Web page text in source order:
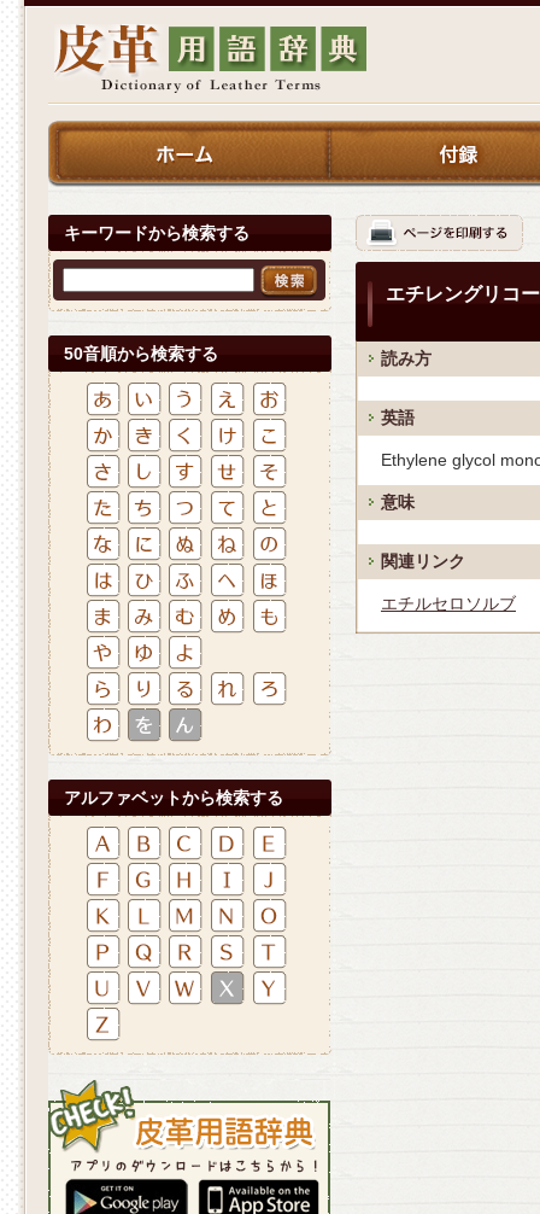
キーワードから検索する
50音順から検索する
アルファベットから検索する
エチレングリコ
読み方
英語
Ethylene glycol
意味
関連リンク
エチルセロソルブ